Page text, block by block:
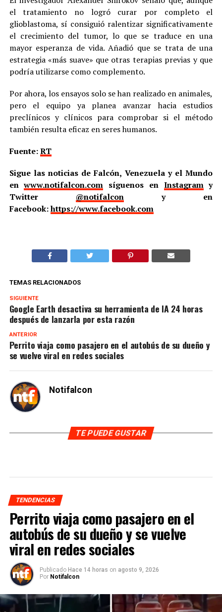
el tratamiento no logró curar por completo el
glioblastoma, sí consiguió ralentizar significativamente
el crecimiento del tumor, lo que se traduce en una
mayor esperanza de vida. Añadió que se trata de una
estrategia «más suave» que otras terapias previas y que
podría utilizarse como complemento.
Por ahora, los ensayos solo se han realizado en animales,
pero el equipo ya planea avanzar hacia estudios
preclínicos y clínicos para comprobar si el método
también resulta eficaz en seres humanos.
Fuente:RT
Sigue las noticias de Falcón, Venezuela y el Mundo
enwww.notifalcon.com síguenos en Instagramy
Twitter @notifalcony en
Facebook:https://www.facebook.com
TEMAS RELACIONADOS
SIGUIENTE
Google Earth desactiva su herramienta de IA 24 horas
después de lanzarla por esta razón
ANTERIOR
Perrito viaja como pasajero en el autobús de su dueño y
se vuelve viral en redes sociales
Notifalcon
TE PUEDE GUSTAR
TENDENCIAS
Perrito viaja como pasajero en el
autobús de su dueño y se vuelve
viral en redes sociales
Publicado Hace 14 horas on agosto 9, 2026
Por Notifalcon